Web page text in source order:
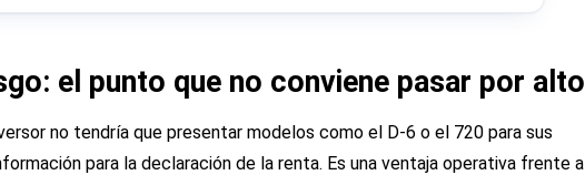
el punto que no conviene pasar por alto
no tendría que presentar modelos como el D-6 o el 720 para sus
para la declaración de la renta. Es una ventaja operativa frente a